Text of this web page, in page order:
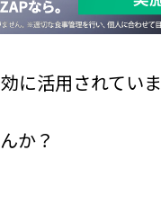
に活用されてい
か？